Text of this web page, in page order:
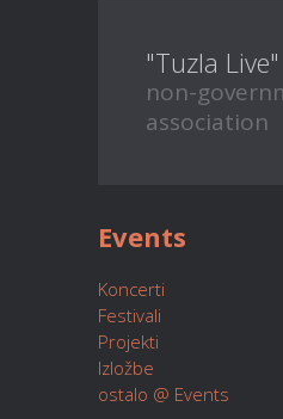
"Tuzla
non-
association
Events
Koncerti
Festivali
Projekti
Izložbe
ostalo @ Events